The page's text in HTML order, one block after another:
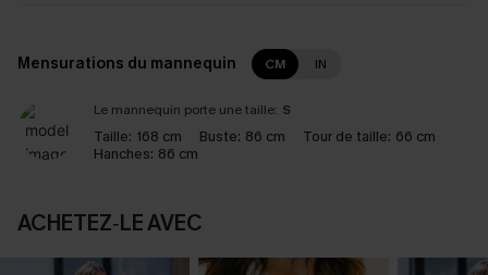
Mensurations du mannequin CM IN
Le mannequin porte une taille: S
Taille: 168 cm Buste: 86 cm Tour de taille: 66 cm
Hanches: 86 cm
ACHETEZ‑LE AVEC